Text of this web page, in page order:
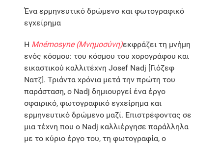
Ένα ερμηνευτικό δρώμενο και φωτογραφικό
εγχείρημα
Η Mnémosyne (Μνημοσύνη)εκφράζει τη μνήμη
ενός κόσμου: του κόσμου του χορογράφου και
εικαστικού καλλιτέχνη Josef Nadj [Γιόζεφ
Νατζ]. Τριάντα χρόνια μετά την πρώτη του
παράσταση, ο Nadj δημιουργεί ένα έργο
σφαιρικό, φωτογραφικό εγχείρημα και
ερμηνευτικό δρώμενο μαζί. Επιστρέφοντας σε
μια τέχνη που ο Nadj καλλιέργησε παράλληλα
με το κύριο έργο του, τη φωτογραφία, ο